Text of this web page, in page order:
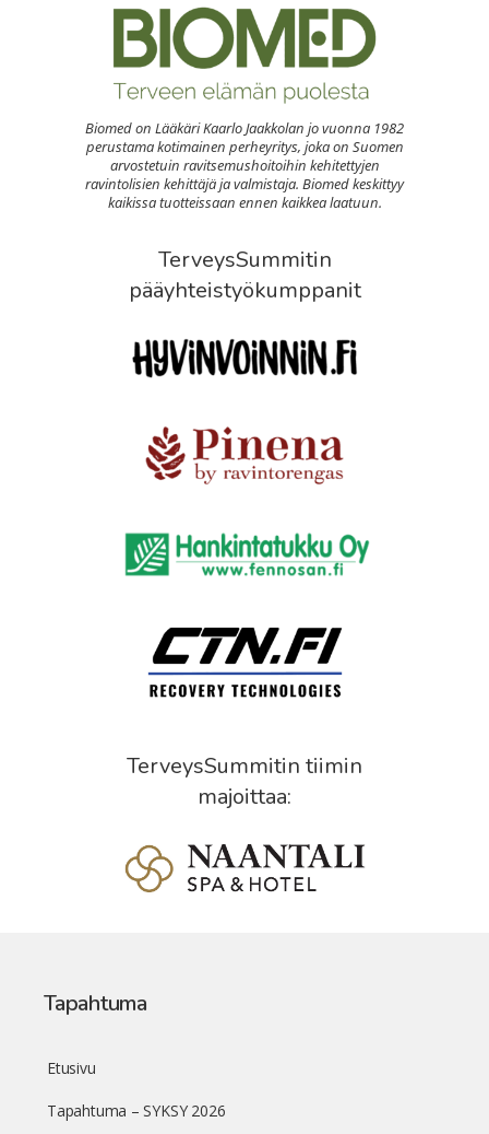
Biomed on Lääkäri Kaarlo Jaakkolan jo vuonna 1982
perustama kotimainen perheyritys, joka on Suomen
arvostetuin ravitsemushoitoihin kehitettyjen
ravintolisien kehittäjä ja valmistaja. Biomed keskittyy
kaikissa tuotteissaan ennen kaikkea laatuun.
TerveysSummitin
pääyhteistyökumppanit
TerveysSummitin tiimin
majoittaa:
Tapahtuma
Etusivu
Tapahtuma – SYKSY 2026